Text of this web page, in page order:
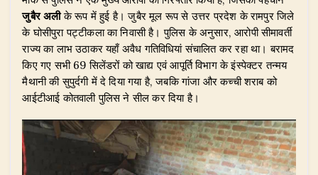
जुबैर अलीके रूप में हुई है। जुबैर मूल रूप से उत्तर प्रदेश के रामपुर जिले
के घोसीपुरा पट्टीकला का निवासी है। पुलिस के अनुसार, आरोपी सीमावर्ती
राज्य का लाभ उठाकर यहाँ अवैध गतिविधियां संचालित कर रहा था। बरामद
किए गए सभी 69 सिलेंडरों को खाद्य एवं आपूर्ति विभाग के इंस्पेक्टर तन्मय
मैथानी की सुपुर्दगी में दे दिया गया है, जबकि गांजा और कच्ची शराब को
आईटीआई कोतवाली पुलिस ने सील कर दिया है।